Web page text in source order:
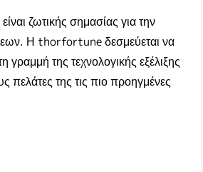
ζωτικής σημασίας για την
Η thorfortune δεσμεύεται να
γραμμή της τεχνολογικής εξέλιξης
πελάτες της τις πιο προηγμένες